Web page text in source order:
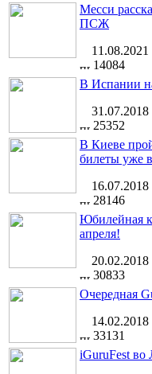
Месси
ПСЖ
11.08.2021
14084
В Испании
31.07.2018
25352
В Киеве
билеты уже
16.07.2018
28146
Юбилейная
апреля!
20.02.2018
30833
Очередная
14.02.2018
33131
iGuruFest во